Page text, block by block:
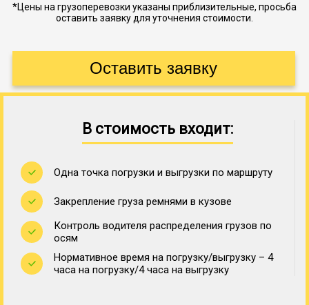
*Цены на грузоперевозки указаны приблизительные, просьба
оставить заявку для уточнения стоимости.
В стоимость входит:
Одна точка погрузки и выгрузки по маршруту
Закрепление груза ремнями в кузове
Контроль водителя распределения грузов по
осям
Нормативное время на погрузку/выгрузку – 4
часа на погрузку/4 часа на выгрузку